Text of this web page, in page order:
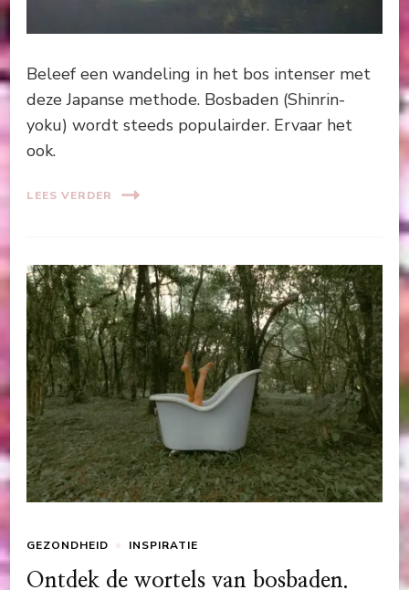
Beleef een wandeling in het bos intenser met
deze Japanse methode. Bosbaden (Shinrin-
yoku) wordt steeds populairder. Ervaar het
ook.
LEES VERDER
GEZONDHEID INSPIRATIE
Ontdek de wortels van bosbaden.